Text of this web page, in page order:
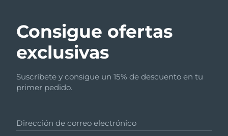
Consigue ofertas
exclusivas
Suscríbete y consigue un 15% de descuento en tu
primer pedido.
Dirección de correo electrónico